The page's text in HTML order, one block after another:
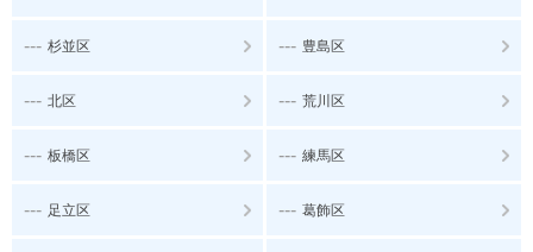
--- 杉並区 --- 豊島区
--- 北区 --- 荒川区
--- 板橋区 --- 練馬区
--- 足立区 --- 葛飾区